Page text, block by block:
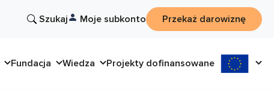
Szukaj Moje subkonto Przekaż darowiznę
Fundacja Wiedza Projekty dofinansowane